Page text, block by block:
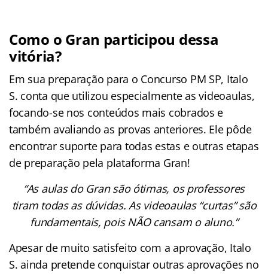
Como o Gran participou dessa
vitória?
Em sua preparação para o Concurso PM SP, Italo
S. conta que utilizou especialmente as videoaulas,
focando-se nos conteúdos mais cobrados e
também avaliando as provas anteriores. Ele pôde
encontrar suporte para todas estas e outras etapas
de preparação pela plataforma Gran!
“As aulas do Gran são ótimas, os professores
tiram todas as dúvidas. As videoaulas “curtas” são
fundamentais, pois NÃO cansam o aluno.”
Apesar de muito satisfeito com a aprovação, Italo
S. ainda pretende conquistar outras aprovações no